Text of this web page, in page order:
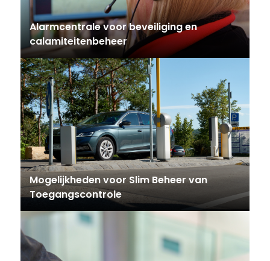
Alarmcentrale voor beveiliging en
calamiteitenbeheer
Mogelijkheden voor Slim Beheer van
Toegangscontrole